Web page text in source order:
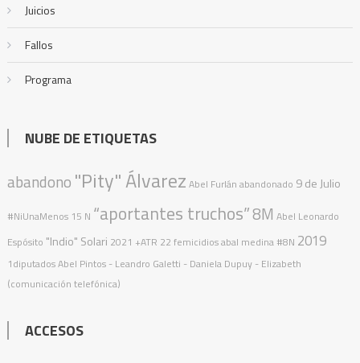
Juicios
Fallos
Programa
NUBE DE ETIQUETAS
abandono "Pity" Álvarez Abel Furlán abandonado 9 de Julio
#NiUnaMenos 15 N “aportantes truchos”8M Abel Leonardo
Espósito "Indio" Solari 2021 +ATR 22 femicidiosabal medina #8N 2019
1diputadosAbel Pintos - Leandro Galetti - Daniela Dupuy - Elizabeth
(comunicación telefónica)
ACCESOS